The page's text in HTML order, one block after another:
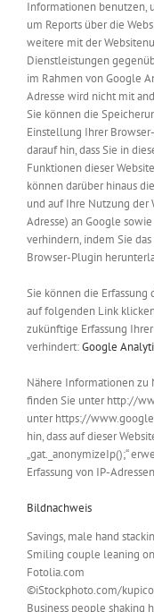
Informationen benutzen,
um Reports über die
weitere mit der
Dienstleistungen
im Rahmen von Google
Adresse wird nicht mit
Sie können die
Einstellung Ihrer
darauf hin, dass Sie in
Funktionen dieser
können darüber hinaus
und auf Ihre Nutzung der
Adresse) an Google
verhindern, indem Sie
Browser-Plugin
Sie können die
auf folgenden Link
zukünftige Erfassung
verhindert:Google
Nähere Informationen zu
finden Sie unter http://
unter https://
hin, dass auf dieser
„gat._anonymizeIp();“
Erfassung von IP-
Bildnachweis
Savings, male hand
Smiling couple leaning
Fotolia.com
©iStockphoto.com/
Business people shaking